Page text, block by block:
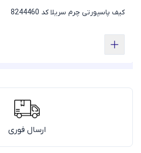
کیف پاسپورتی چرم سریلا کد 8244460
ارسال فوری